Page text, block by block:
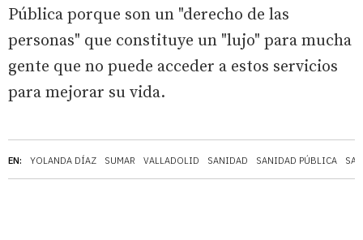
EN: YOLANDA DÍAZ SUMAR VALLADOLID SANIDAD SANIDAD PÚBLICA
Pública porque son un "derecho de las
personas" que constituye un "lujo" para mucha
gente que no puede acceder a estos servicios
para mejorar su vida.